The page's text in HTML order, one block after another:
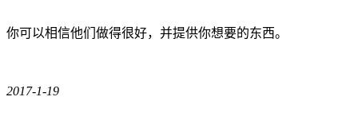
你可以相信他们做得很好，并提供你想要的东西。
2017-1-19